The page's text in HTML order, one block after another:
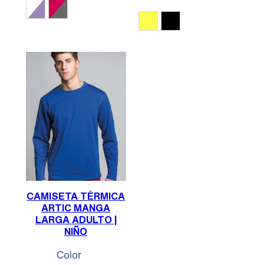
Blanco / Lila
Fucsia / Gris Antracita
Amarillo Fluor
Negro
CAMISETA TÉRMICA
ARTIC MANGA
LARGA ADULTO |
NIÑO
Color